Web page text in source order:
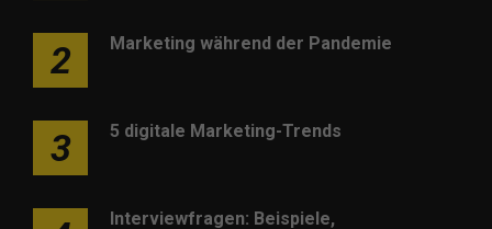
2 Marketing während der Pandemie
3 5 digitale Marketing-Trends
Interviewfragen: Beispiele,